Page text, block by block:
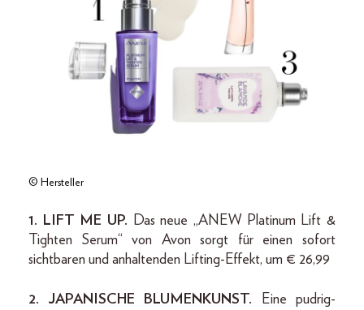
© Hersteller
1. LIFT ME UP. Das neue „ANEW Platinum Lift &
Tighten Serum“ von Avon sorgt für einen sofort
sichtbaren und anhaltenden Lifting-Effekt, um € 26,99
2. JAPANISCHE BLUMENKUNST.
Eine pudrig-